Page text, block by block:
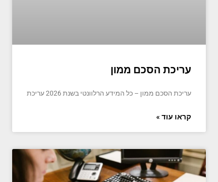
עריכת הסכם ממון
עריכת הסכם ממון – כל המידע הרלוונטי בשנת 2026 עריכת
קראו עוד »